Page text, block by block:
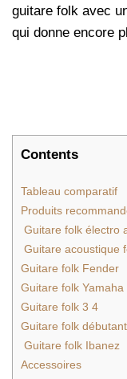
guitare folk avec
qui donne encore
Contents
Tableau comparatif
Produits
Guitare folk électro
Guitare acoustique
Guitare folk Fender
Guitare folk Yamaha
Guitare folk 3 4
Guitare folk débutant
Guitare folk Ibanez
Accessoires